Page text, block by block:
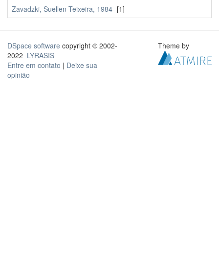
Zavadzki, Suellen Teixeira, 1984- [1]
DSpace software copyright © 2002-
2022 LYRASIS
Entre em contato | Deixe sua
opinião
Theme by